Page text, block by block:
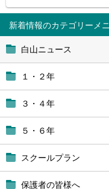
新着情報
白山ニュース
１・２年
３・４年
５・６年
スクールプラン
保護者の皆様へ